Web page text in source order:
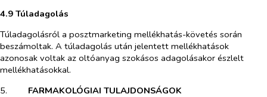
4.9 Túladagolás
Túladagolásról a posztmarketing mellékhatás-követés során
beszámoltak. A túladagolás után jelentett mellékhatások
azonosak voltak az oltóanyag szokásos adagolásakor észlelt
mellékhatásokkal.
5.​
FARMAKOLÓGIAI TULAJDONSÁGOK